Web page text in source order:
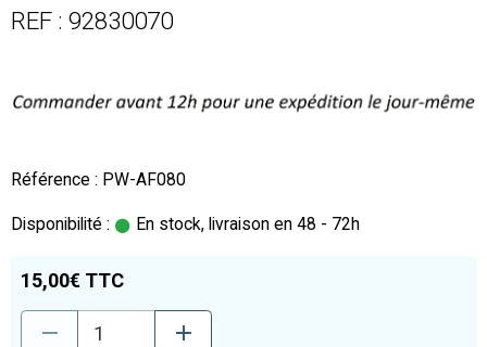
REF : 92830070
Référence : PW-AF080
Disponibilité : En stock, livraison en 48 - 72h
15,00€ TTC